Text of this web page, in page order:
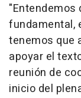
fundamental,
tenemos que
apoyar el
reunión de
inicio del